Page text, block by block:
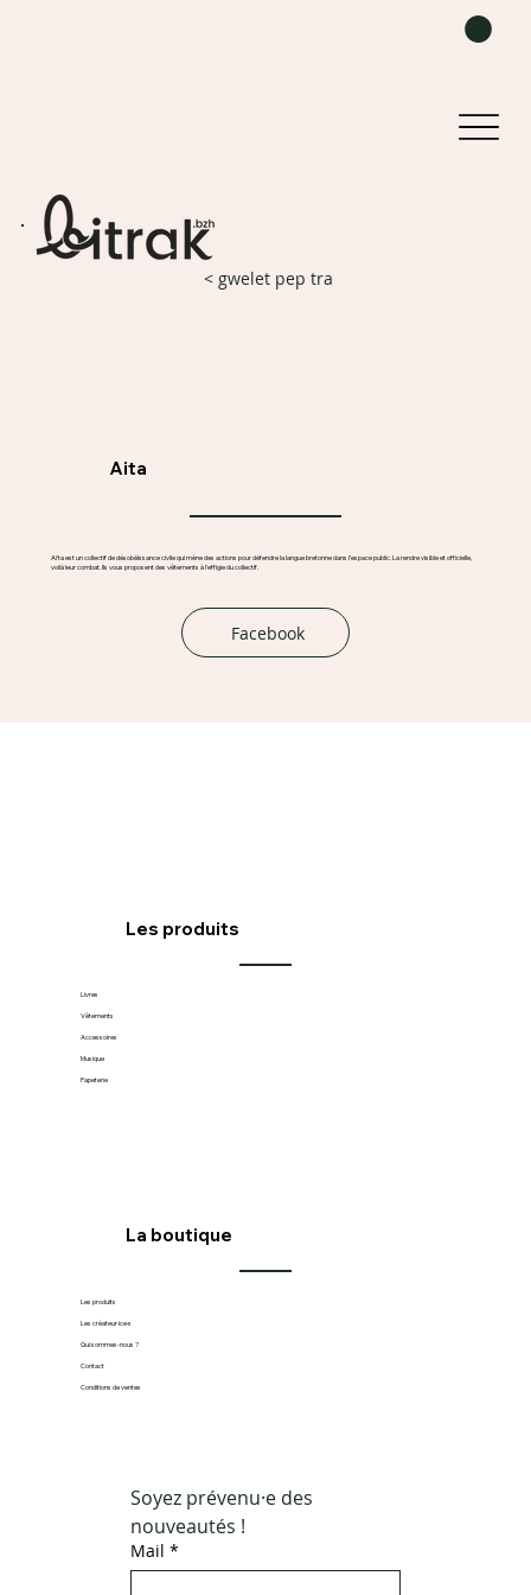
< gwelet pep tra
Aita
Ai'ta est un collectif de désobéissance civile qui mène des actions pour défendre la langue bretonne dans l'espace public. La rendre visible et officielle,
voilà leur combat. Ils vous proposent des vêtements à l'effigie du collectif.
Facebook
Les produits
Livres
Vêtements
Accessoires
Musique
Papeterie
Soyez prévenu·e des
nouveautés !
Mail *
La boutique
Les produits
Les créateur·ice·s
Qui sommes-nous ?
Contact
Conditions de ventes